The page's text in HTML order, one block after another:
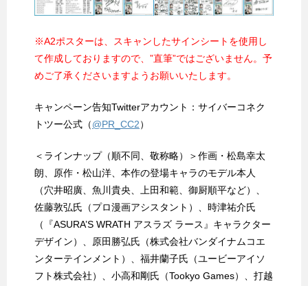
※A2ポスターは、スキャンしたサインシートを使用し
て作成しておりますので、”直筆”ではございません。予
めご了承くださいますようお願いいたします。
キャンペーン告知Twitterアカウント：サイバーコネク
トツー公式（@PR_CC2）
＜ラインナップ（順不同、敬称略）＞作画・松島幸太
朗、原作・松山洋、本作の登場キャラのモデル本人
（穴井昭廣、魚川貴央、上田和範、御厨順平など）、
佐藤敦弘氏（プロ漫画アシスタント）、時津祐介氏
（『ASURA’S WRATH アスラズ ラース』キャラクター
デザイン）、原田勝弘氏（株式会社バンダイナムコエ
ンターテインメント）、福井蘭子氏（ユービーアイソ
フト株式会社）、小高和剛氏（Tookyo Games）、打越